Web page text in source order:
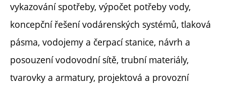
vykazování spotřeby, výpočet potřeby vody,
koncepční řešení vodárenských systémů, tlaková
pásma, vodojemy a čerpací stanice, návrh a
posouzení vodovodní sítě, trubní materiály,
tvarovky a armatury, projektová a provozní